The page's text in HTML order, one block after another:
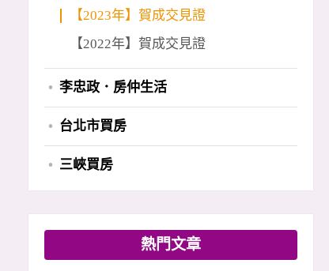
【2023年】賀成交見證
【2022年】賀成交見證
李忠政．房仲生活
台北市買房
三峽買房
熱門文章